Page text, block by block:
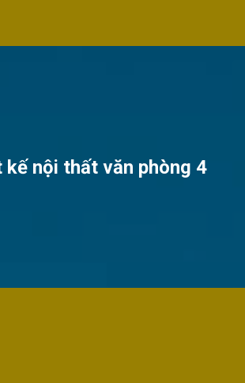
kế nội thất văn phòng 4